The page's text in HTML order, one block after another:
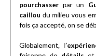
pourchasserpar un
caillou du milieu vous
fois ça accepté, on se
Globalement, l’